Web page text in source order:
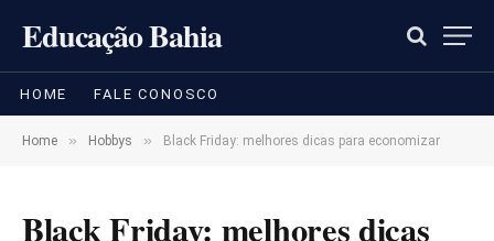
Educação Bahia
HOME FALE CONOSCO
Home » Hobbys » Black Friday: melhores dicas para economizar
Black Friday: melhores dicas